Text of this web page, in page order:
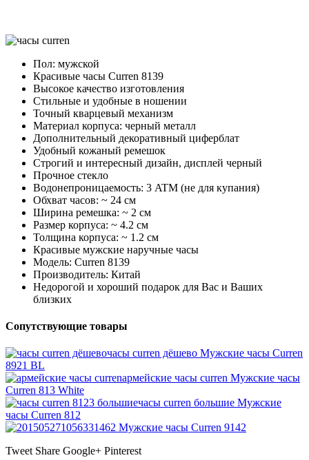
Пол: мужской
Красивые часы Curren 8139
Высокое качество изготовления
Стильные и удобные в ношении
Точный кварцевый механизм
Материал корпуса: черный металл
Дополнительный декоративный циферблат
Удобный кожаный ремешок
Строгий и интересный дизайн, дисплей черный
Прочное стекло
Водонепроницаемость: 3 ATM (не для купания)
Обхват часов: ~ 24 см
Ширина ремешка: ~ 2 см
Размер корпуса: ~ 4.2 см
Толщина корпуса: ~ 1.2 см
Красивые мужские наручные часы
Модель: Curren 8139
Производитель: Китай
Недорогой и хороший подарок для Вас и Ваших
близких
Сопутствующие товары
часы curren дёшево Мужские часы Curren
8921 BL
армейские часы curren Мужские часы
Curren 813 White
часы curren большие Мужские
часы Curren 812
Мужские часы Curren 9142
Tweet Share Google+ Pinterest